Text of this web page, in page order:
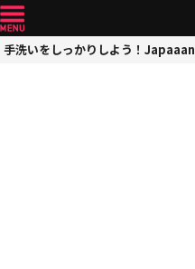
手洗いをしっかりしよう！Japaaan